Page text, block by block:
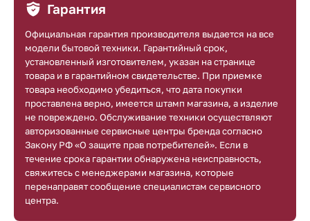
Гарантия
Официальная гарантия производителя выдается на все
модели бытовой техники. Гарантийный срок,
установленный изготовителем, указан на странице
товара и в гарантийном свидетельстве. При приемке
товара необходимо убедиться, что дата покупки
проставлена верно, имеется штамп магазина, а изделие
не повреждено. Обслуживание техники осуществляют
авторизованные сервисные центры бренда согласно
Закону РФ «О защите прав потребителей». Если в
течение срока гарантии обнаружена неисправность,
свяжитесь с менеджерами магазина, которые
перенаправят сообщение специалистам сервисного
центра.